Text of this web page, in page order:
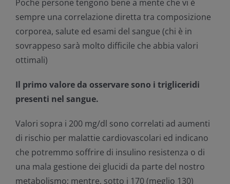
Poche persone tengono bene a mente che vi è
sempre una correlazione diretta tra composizione
corporea, salute ed esami del sangue (chi è in
sovrappeso sarà molto difficile che abbia valori
ottimali)
Il primo valore da osservare sono i trigliceridi
presenti nel sangue.
Valori sopra i 200 mg/dl sono correlati ad aumenti
di rischio per malattie cardiovascolari ed indicano
che potremmo soffrire di insulino resistenza o di
una mala gestione dei glucidi da parte del nostro
metabolismo; mentre, sotto i 170 (meglio 130)